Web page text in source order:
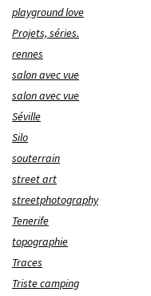
playground love
Projets, séries.
rennes
salon avec vue
salon avec vue
Séville
Silo
souterrain
street art
streetphotography
Tenerife
topographie
Traces
Triste camping